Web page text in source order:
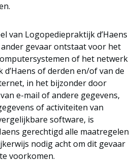
van Logopediepraktijk d’Haens
gevaar ontstaat voor het
of het netwerk
of derden en/of van de
in het bijzonder door
e-mail of andere gegevens,
of activiteiten van
software, is
gerechtigd alle maatregelen
nodig acht om dit gevaar
voorkomen.